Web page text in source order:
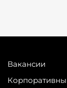
Вакансии